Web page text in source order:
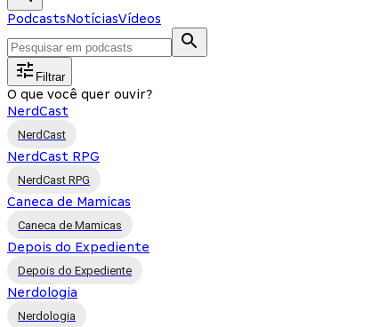
PodcastsNotíciasVídeos
Filtrar
O que você quer ouvir?
NerdCast
NerdCast
NerdCast RPG
NerdCast RPG
Caneca de Mamicas
Caneca de Mamicas
Depois do Expediente
Depois do Expediente
Nerdologia
Nerdologia